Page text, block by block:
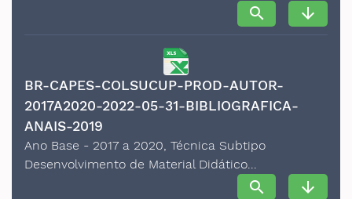
search arrow_downward
BR-CAPES-COLSUCUP-PROD-AUTOR-
2017A2020-2022-05-31-BIBLIOGRAFICA-
ANAIS-2019
Ano Base - 2017 a 2020, Técnica Subtipo
Desenvolvimento de Material Didático...
search arrow_downward